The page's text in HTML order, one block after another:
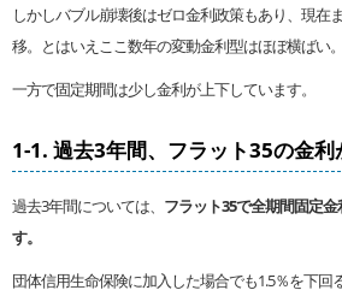
しかしバブル崩壊後はゼロ金利政策もあり、現在
移。とはいえここ数年の変動金利型はほぼ横ばい。
一方で固定期間は少し金利が上下しています。
1-1. 過去3年間、フラット35の金利
過去3年間については、 フラット35で全期間固定
す。
団体信用生命保険に加入した場合でも1.5％を下回